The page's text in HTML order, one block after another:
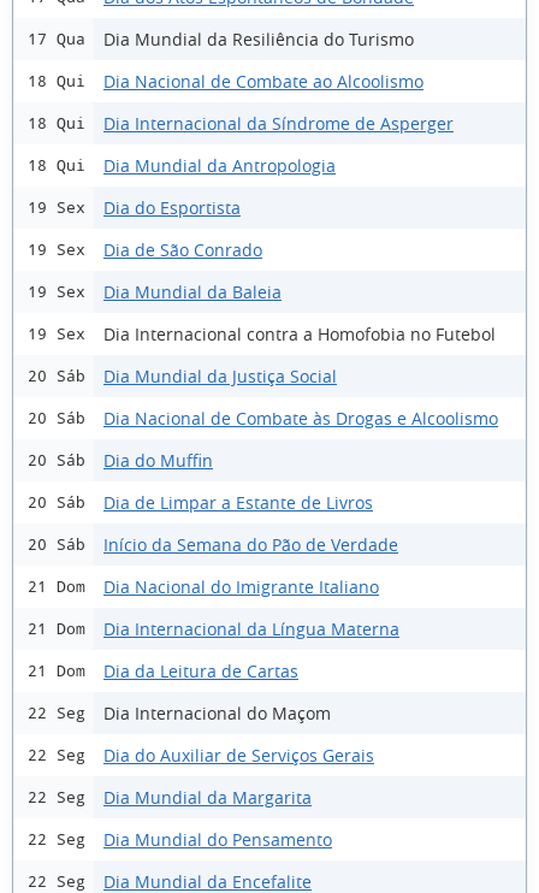
17 Qua Dia Mundial da Resiliência do Turismo
18 Qui Dia Nacional de Combate ao Alcoolismo
18 Qui Dia Internacional da Síndrome de Asperger
18 Qui Dia Mundial da Antropologia
19 Sex Dia do Esportista
19 Sex Dia de São Conrado
19 Sex Dia Mundial da Baleia
19 Sex Dia Internacional contra a Homofobia no Futebol
20 Sáb Dia Mundial da Justiça Social
20 Sáb Dia Nacional de Combate às Drogas e Alcoolismo
20 Sáb Dia do Muffin
20 Sáb Dia de Limpar a Estante de Livros
20 Sáb Início da Semana do Pão de Verdade
21 Dom Dia Nacional do Imigrante Italiano
21 Dom Dia Internacional da Língua Materna
21 Dom Dia da Leitura de Cartas
22 Seg Dia Internacional do Maçom
22 Seg Dia do Auxiliar de Serviços Gerais
22 Seg Dia Mundial da Margarita
22 Seg Dia Mundial do Pensamento
22 Seg Dia Mundial da Encefalite